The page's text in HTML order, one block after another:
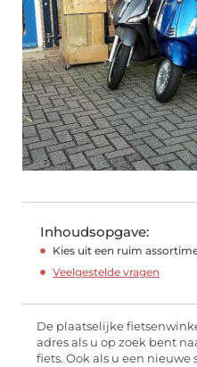
Inhoudsopgave:
Kies uit een ruim
Veelgestelde vragen
De plaatselijke
adres als u op zoek bent
fiets. Ook als u een